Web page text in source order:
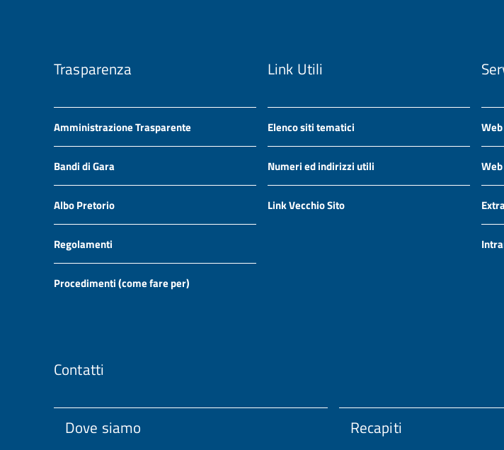
Trasparenza
Amministrazione Trasparente
Bandi di Gara
Albo Pretorio
Regolamenti
Procedimenti (come fare per)
Link Utili
Elenco siti tematici
Numeri ed indirizzi utili
Link Vecchio Sito
Contatti
Dove siamo Recapiti